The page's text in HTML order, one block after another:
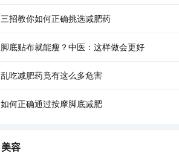
三招教你如何正确挑选减肥药
脚底贴布就能瘦？中医：这样做会更好
乱吃减肥药竟有这么多危害
如何正确通过按摩脚底减肥
美容